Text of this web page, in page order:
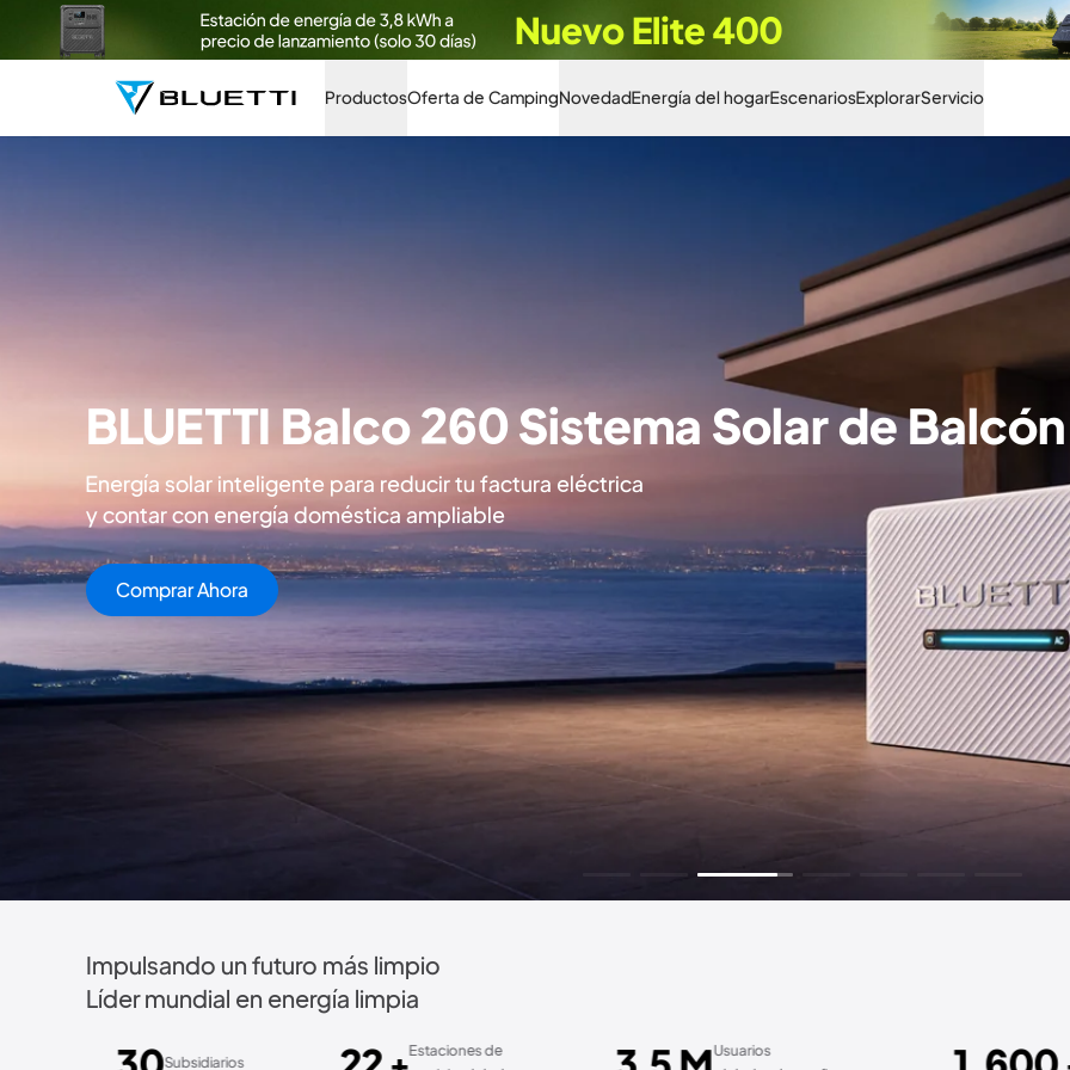
ProductosOferta de CampingNovedadEnergía del hogarEscenariosExplorarServicio
Carga Mientras Conduces. Energía
Convierte cada kilómetro en energía utilizable con los cargadores de alternador
Más información
Impulsando un futuro más limpio
Líder mundial en energía limpia